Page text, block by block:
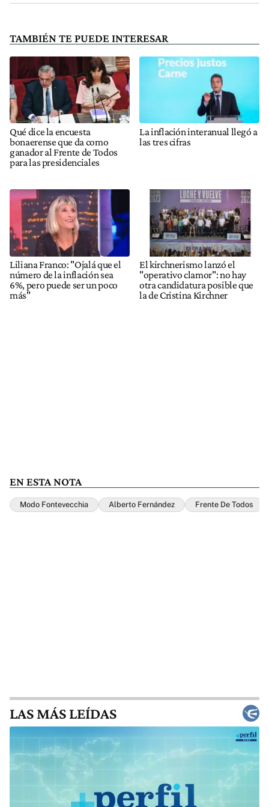
TAMBIÉN TE PUEDE INTERESAR
Qué dice la encuesta
bonaerense que da como
ganador al Frente de Todos
para las presidenciales
La inflación interanual llegó a
las tres cifras
Liliana Franco: "Ojalá que el
número de la inflación sea
6%, pero puede ser un poco
más"
El kirchnerismo lanzó el
"operativo clamor": no hay
otra candidatura posible que
la de Cristina Kirchner
EN ESTA NOTA
Modo Fontevecchia Alberto Fernández Frente De Todos
LAS MÁS LEÍDAS